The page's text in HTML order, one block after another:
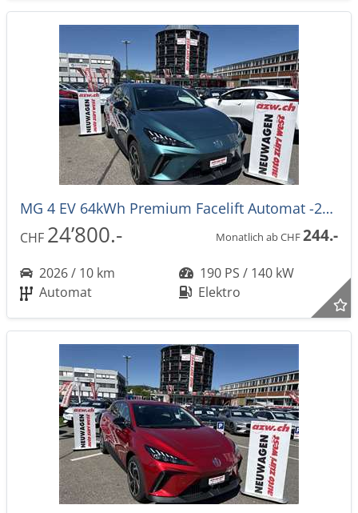
MG 4 EV 64kWh Premium Facelift Automat -27%
CHF 24’800.- Monatlich ab CHF244.-
2026 / 10 km
190 PS / 140 kW
Automat
Elektro